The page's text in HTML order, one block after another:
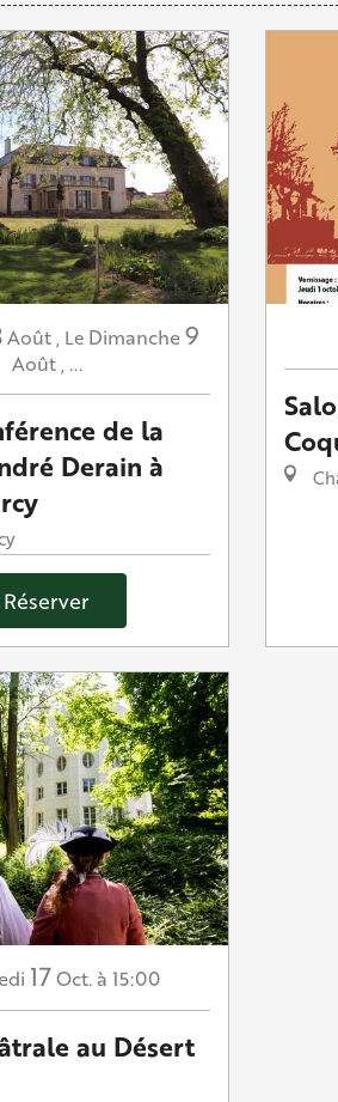
Août , Le Dimanche9
Août, ...
de la
Derain à
Réserver
17Oct. à 15:00
au Désert